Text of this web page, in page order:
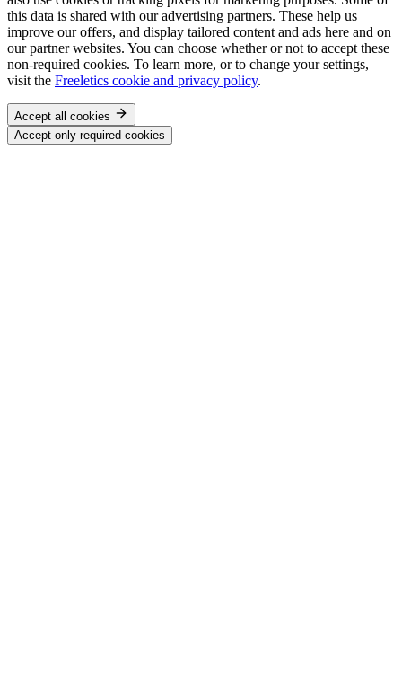
this data is shared with our advertising partners. These help us
improve our offers, and display tailored content and ads here and on
our partner websites. You can choose whether or not to accept these
non-required cookies. To learn more, or to change your settings,
visit the Freeletics cookie and privacy policy.
Accept all cookies
Accept only required cookies